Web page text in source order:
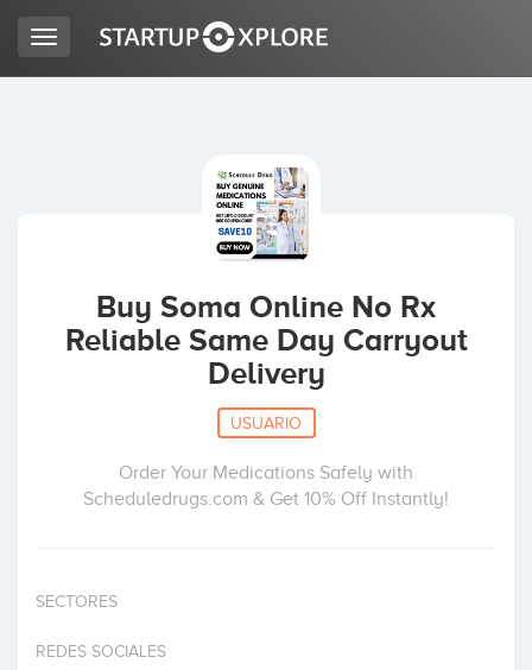
ACCESO
Toggle
navigation
Buy Soma Online No Rx
Reliable Same Day Carryout
Delivery
USUARIO
Order Your Medications Safely with
Scheduledrugs.com & Get 10% Off Instantly!
SECTORES
REDES SOCIALES